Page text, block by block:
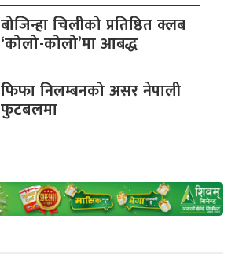
बोजिन्हा चिलीको प्रतिष्ठित क्लब
‘कोलो-कोलो’मा आबद्ध
फिफा निलम्बनको असर नेपाली
फुटबलमा